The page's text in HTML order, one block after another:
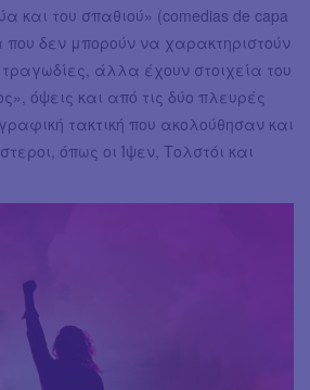
και του σπαθιού» (comedias de capa
που δεν μπορούν να χαρακτηριστούν
άλλα έχουν στοιχεία του
όψεις και από τις δύο πλευρές
τακτική που ακολούθησαν και
όπως οι Ίψεν, Τολστόι και